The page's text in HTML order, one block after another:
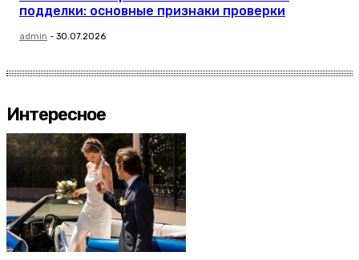
подделки: основные признаки проверки
admin - 30.07.2026
Интересное